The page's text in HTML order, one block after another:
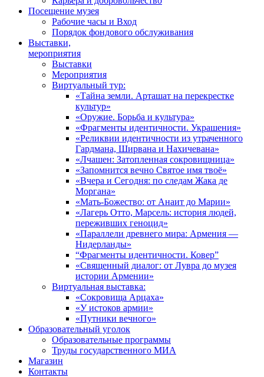
Посещение музея
Рабочие часы и Вход
Порядок фондового обслуживания
Выставки,
мероприятия
Выставки
Мероприятия
Виртуальный тур:
«Тайна земли. Арташат на перекрестке
культур»
«Оружие. Борьба и культура»
«Фрагменты идентичности. Украшения»
«Реликвии идентичности из утраченного
Гардмана, Ширвана и Нахичевана»
«Лчашен: Затопленная сокровищница»
«Запомнится вечно Святое имя твоё»
«Вчера и Сегодня: по следам Жака де
Моргана»
«Мать-Божество: от Анаит до Марии»
«Лагерь Отто, Марсель: история людей,
переживших геноцид»
«Параллели древнего мира: Армения —
Нидерланды»
“Фрагменты идентичности. Ковер”
«Священный диалог: от Лувра до музея
истории Армении»
Виртуальная выставка:
«Сокровища Арцаха»
«У истоков армии»
«Путники вечного»
Образовательный уголок
Образовательные программы
Труды государственного МИА
Магазин
Контакты